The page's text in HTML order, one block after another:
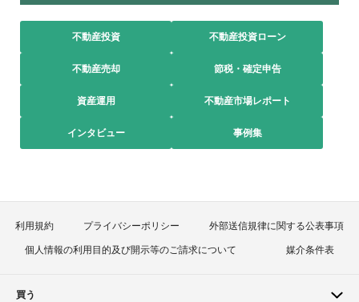
不動産投資 不動産投資ローン
不動産売却 節税・確定申告
資産運用 不動産市場レポート
インタビュー 事例集
利用規約 プライバシーポリシー 外部送信規律に関する公表事項
個人情報の利用目的及び開示等のご請求について 媒介条件表
買う